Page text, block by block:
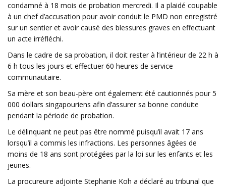
condamné à 18 mois de probation mercredi. Il a plaidé coupable
à un chef d’accusation pour avoir conduit le PMD non enregistré
sur un sentier et avoir causé des blessures graves en effectuant
un acte irréfléchi.
Dans le cadre de sa probation, il doit rester à l’intérieur de 22 h à
6 h tous les jours et effectuer 60 heures de service
communautaire.
Sa mère et son beau-père ont également été cautionnés pour 5
000 dollars singapouriens afin d’assurer sa bonne conduite
pendant la période de probation.
Le délinquant ne peut pas être nommé puisqu’il avait 17 ans
lorsqu’il a commis les infractions. Les personnes âgées de
moins de 18 ans sont protégées par la loi sur les enfants et les
jeunes.
La procureure adjointe Stephanie Koh a déclaré au tribunal que